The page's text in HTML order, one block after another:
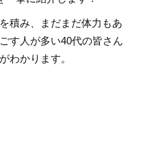
積み、まだまだ体力もあ
す人が多い40代の皆さん
わかります。